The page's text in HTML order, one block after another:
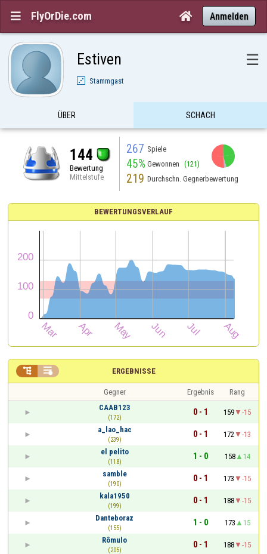
 FlyOrDie.com  Anmelden
Estiven ☰
Stammgast
ÜBER SCHACH
144
Bewertung
Mittelstufe
267 Spiele
45% Gewonnen (121)
219 Durchschn. Gegnerbewertung
BEWERTUNGSVERLAUF
ERGEBNISSE
 
Gegner Ergebnis
Rang
CAAB123
(172)
0 - 1 159
-15
a_lao_hac
(239)
0 - 1 172
-13
el pelito
(118)
1 - 0 158
14
samble
(190)
0 - 1 173
-15
kala1950
(199)
0 - 1 188
-15
Danteboraz
(155)
1 - 0 173
15
Rômulo
(205)
0 - 1 188
-15